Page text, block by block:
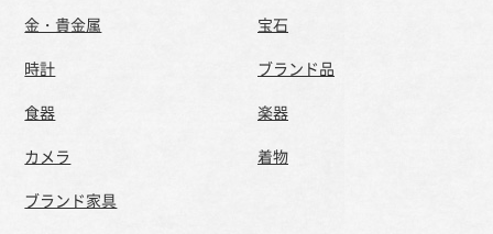
金・貴金属
宝石
時計
ブランド品
食器
楽器
カメラ
着物
ブランド家具